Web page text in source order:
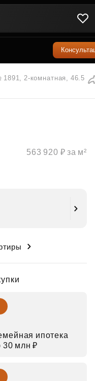
1891, 2-комнатная, 46.5 м²
ипотека
30 млн ₽
563 920 ₽ за м²